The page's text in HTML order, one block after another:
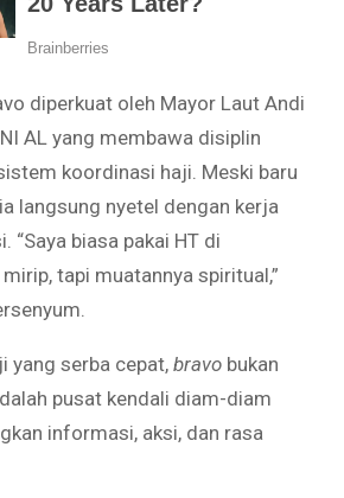
diperkuat oleh Mayor Laut Andi
AL yang membawa disiplin
koordinasi haji. Meski baru
langsung nyetel dengan kerja
“Saya biasa pakai HT di
tapi muatannya spiritual,”
yang serba cepat, bravo bukan
pusat kendali diam-diam
informasi, aksi, dan rasa